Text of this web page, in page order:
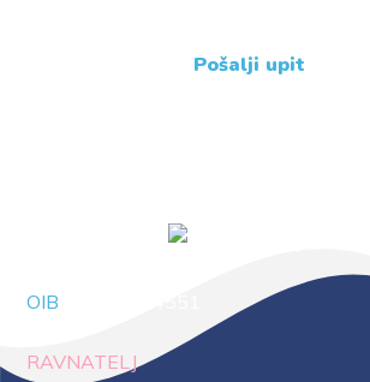
Pošalji upit
OIB
RAVNATELJ